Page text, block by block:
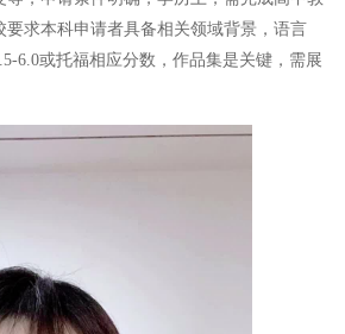
要求本科申请者具备相关领域背景，语言
6.0或托福相应分数，作品集是关键，需展